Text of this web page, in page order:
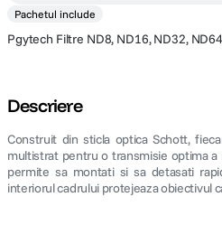
Pachetul include
Pgytech Filtre ND8, ND16, ND32,
Descriere
Construit din sticla optica Schott,
multistrat pentru o transmisie optima a
permite sa montati si sa detasati
interiorul cadrului protejeaza obiectivul